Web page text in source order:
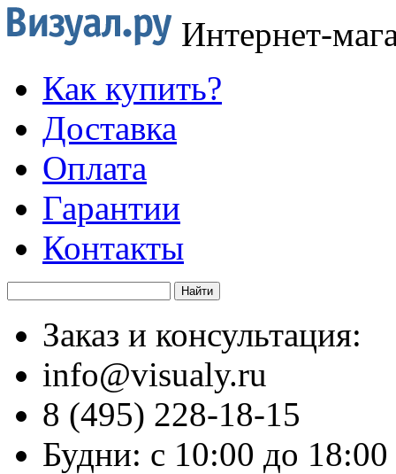
Интернет-
Как купить?
Доставка
Оплата
Гарантии
Контакты
Заказ и консультация:
info@visualy.ru
8 (495) 228-18-15
Будни: с 10:00 до 18:00